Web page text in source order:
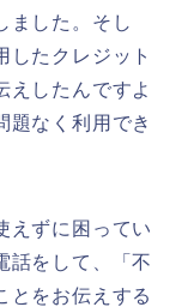
ました。そし
したクレジット
えしたんですよ
題なく利用でき
えずに困ってい
話をして、「不
とをお伝えする